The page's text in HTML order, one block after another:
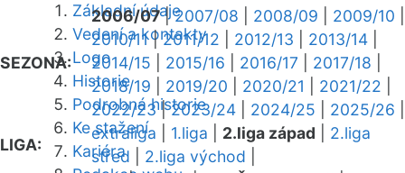
Základní údaje
Vedení a kontakty
Logo
Historie
Podrobná historie
Ke stažení
Kariéra
SEZONA:
2006/07|2007/08 2008/09 2009/10
2010/11|2011/12 2012/13 2013/14
2014/15
2015/16 2016/17 2017/18
2018/19
2019/20 2020/21 2021/22
2022/23|2023/24 2024/25 2025/26
LIGA:
extraliga 1.liga 2.liga západ
2.liga
střed
2.liga východ